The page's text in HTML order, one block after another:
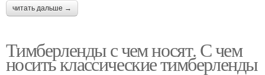
читать дальше →
Тимберленды с чем носят. С чем
носить классические тимберленды